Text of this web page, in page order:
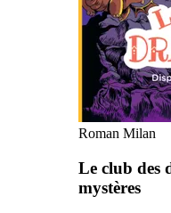
Roman Milan
Le club des
mystères